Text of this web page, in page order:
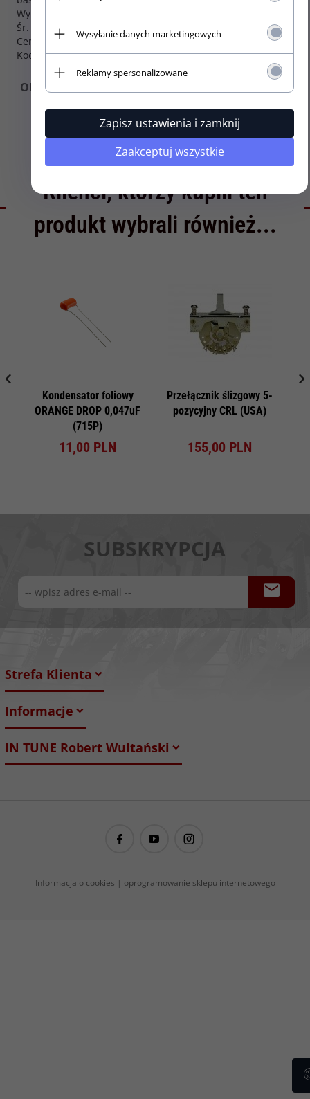
Wymiary: 19mm x 19mm
Śr. trzpienia : 6,0mm
Cena za 1szt.
Kod produktu: KG-235
OPINIE
Napis:
Brak
Wciskana
Pakowanie:
1szt.
Klienci, którzy kupili ten
produkt wybrali również...
Kondensator foliowy
ORANGE DROP 0,047uF
(715P)
11,00 PLN
Przełącznik ślizgowy 5-
pozycyjny CRL (USA)
155,00 PLN
SUBSKRYPCJA
Strefa Klienta
Informacje
IN TUNE Robert Wultański
guitarproject@guitarproject.pl
Informacja o cookies | oprogramowanie sklepu internetowego
Wysyłanie danych marketingowych
Reklamy spersonalizowane
Zapisz ustawienia i zamknij
Zaakceptuj wszystkie